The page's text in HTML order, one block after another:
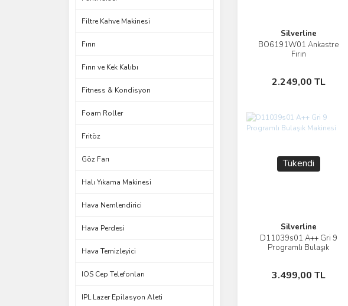
Filtre Kahve Makinesi
Fırın
Fırın ve Kek Kalıbı
Fitness & Kondisyon
Foam Roller
Fritöz
Göz Farı
Halı Yıkama Makinesi
Hava Nemlendirici
Hava Perdesi
Hava Temizleyici
IOS Cep Telefonları
IPL Lazer Epilasyon Aleti
Silverline
BO6191W01 Ankastre
Fırın
2.249,00 TL
İncele
Stokta Yok
Tükendi
Silverline
D11039s01 A++ Gri 9
Programlı Bulaşık
3.499,00 TL
İncele
Stokta Yok